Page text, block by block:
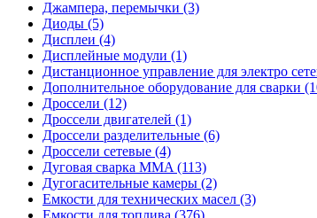
Джампера, перемычки (3)
Диоды (5)
Дисплеи (4)
Дисплейные модули (1)
Дистанционное управление для электро
Дополнительное оборудование для сварки
Дроссели (12)
Дроссели двигателей (1)
Дроссели разделительные (6)
Дроссели сетевые (4)
Дуговая сварка MMA (113)
Дугогасительные камеры (2)
Емкости для технических масел (3)
Емкости для топлива (376)